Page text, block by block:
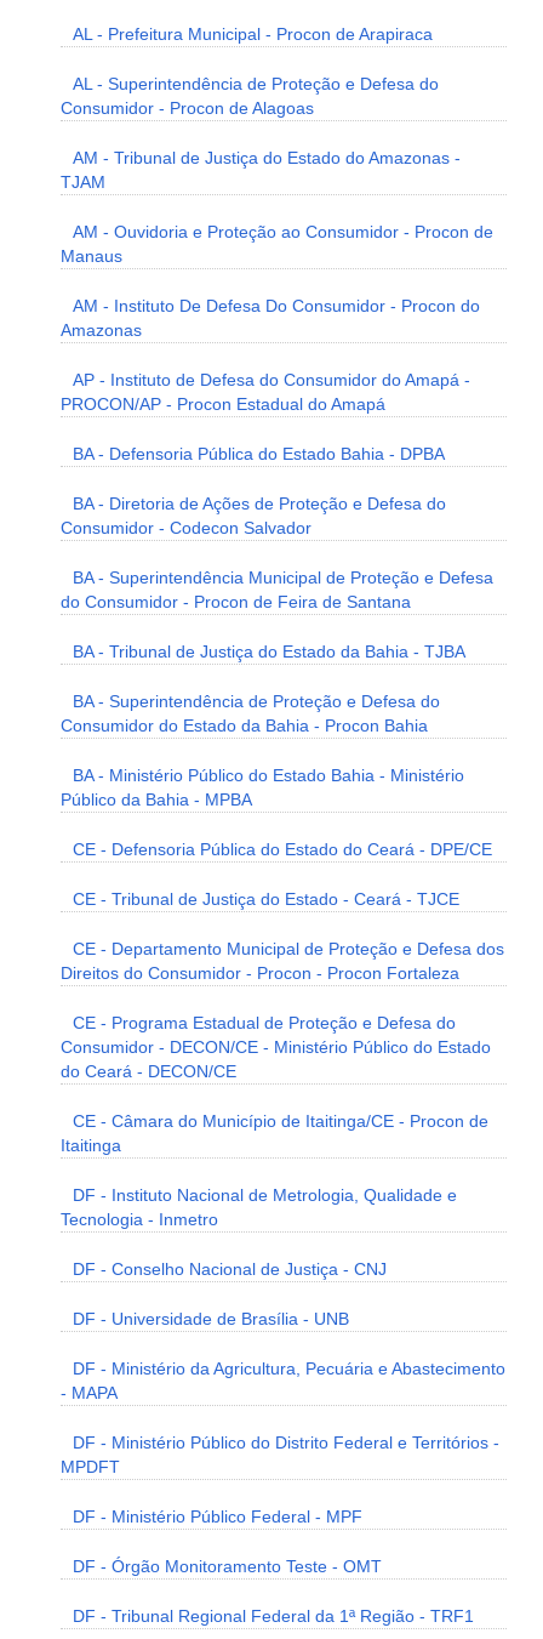
AL - Prefeitura Municipal - Procon de Arapiraca
AL - Superintendência de Proteção e Defesa do
Consumidor - Procon de Alagoas
AM - Tribunal de Justiça do Estado do Amazonas -
TJAM
AM - Ouvidoria e Proteção ao Consumidor - Procon de
Manaus
AM - Instituto De Defesa Do Consumidor - Procon do
Amazonas
AP - Instituto de Defesa do Consumidor do Amapá -
PROCON/AP - Procon Estadual do Amapá
BA - Defensoria Pública do Estado Bahia - DPBA
BA - Diretoria de Ações de Proteção e Defesa do
Consumidor - Codecon Salvador
BA - Superintendência Municipal de Proteção e Defesa
do Consumidor - Procon de Feira de Santana
BA - Tribunal de Justiça do Estado da Bahia - TJBA
BA - Superintendência de Proteção e Defesa do
Consumidor do Estado da Bahia - Procon Bahia
BA - Ministério Público do Estado Bahia - Ministério
Público da Bahia - MPBA
CE - Defensoria Pública do Estado do Ceará - DPE/CE
CE - Tribunal de Justiça do Estado - Ceará - TJCE
CE - Departamento Municipal de Proteção e Defesa dos
Direitos do Consumidor - Procon - Procon Fortaleza
CE - Programa Estadual de Proteção e Defesa do
Consumidor - DECON/CE - Ministério Público do Estado
do Ceará - DECON/CE
CE - Câmara do Município de Itaitinga/CE - Procon de
Itaitinga
DF - Instituto Nacional de Metrologia, Qualidade e
Tecnologia - Inmetro
DF - Conselho Nacional de Justiça - CNJ
DF - Universidade de Brasília - UNB
DF - Ministério da Agricultura, Pecuária e Abastecimento
- MAPA
DF - Ministério Público do Distrito Federal e Territórios -
MPDFT
DF - Ministério Público Federal - MPF
DF - Órgão Monitoramento Teste - OMT
DF - Tribunal Regional Federal da 1ª Região - TRF1